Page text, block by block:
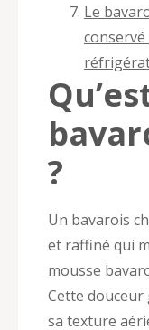
Le
?
Un bavarois
et raffiné qui
mousse
Cette
sa texture